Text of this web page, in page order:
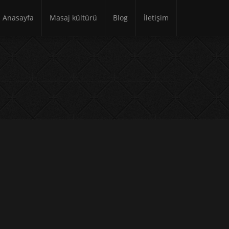
Anasayfa Masaj kültürü Blog İletişim